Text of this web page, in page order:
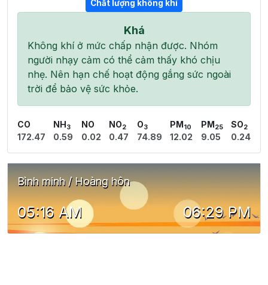
Chất lượng không khí
Khá
Không khí ở mức chấp nhận được. Nhóm
người nhạy cảm có thể cảm thấy khó chịu
nhẹ. Nên hạn chế hoạt động gắng sức ngoài
trời để bảo vệ sức khỏe.
CO
172.47
NH 3
0.59
NO
0.02
NO2
0.47
O3
74.89
PM 10
12.02
PM 25
9.05
SO2
0.24
Bình minh / Hoàng hôn
05:16 AM 06:29 PM